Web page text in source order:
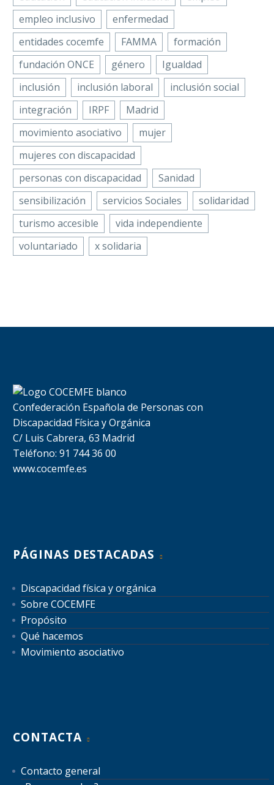
empleo inclusivo
enfermedad
entidades cocemfe
FAMMA
formación
fundación ONCE
género
Igualdad
inclusión
inclusión laboral
inclusión social
integración
IRPF
Madrid
movimiento asociativo
mujer
mujeres con discapacidad
personas con discapacidad
Sanidad
sensibilización
servicios Sociales
solidaridad
turismo accesible
vida independiente
voluntariado
x solidaria
Confederación Española de Personas con
Discapacidad Física y Orgánica
C/ Luis Cabrera, 63 Madrid
Teléfono: 91 744 36 00
www.cocemfe.es
PÁGINAS DESTACADAS
Discapacidad física y orgánica
Sobre COCEMFE
Propósito
Qué hacemos
Movimiento asociativo
CONTACTA
Contacto general